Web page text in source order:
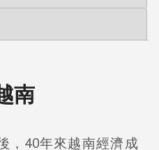
南
，40年來越南經濟成